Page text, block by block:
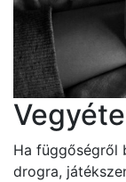
Ha függőségről
drogra,